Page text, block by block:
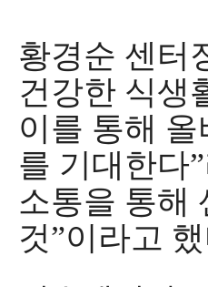
황경순 센터
건강한 식생
이를 통해
를 기대한다”
소통을 통해
것”이라고